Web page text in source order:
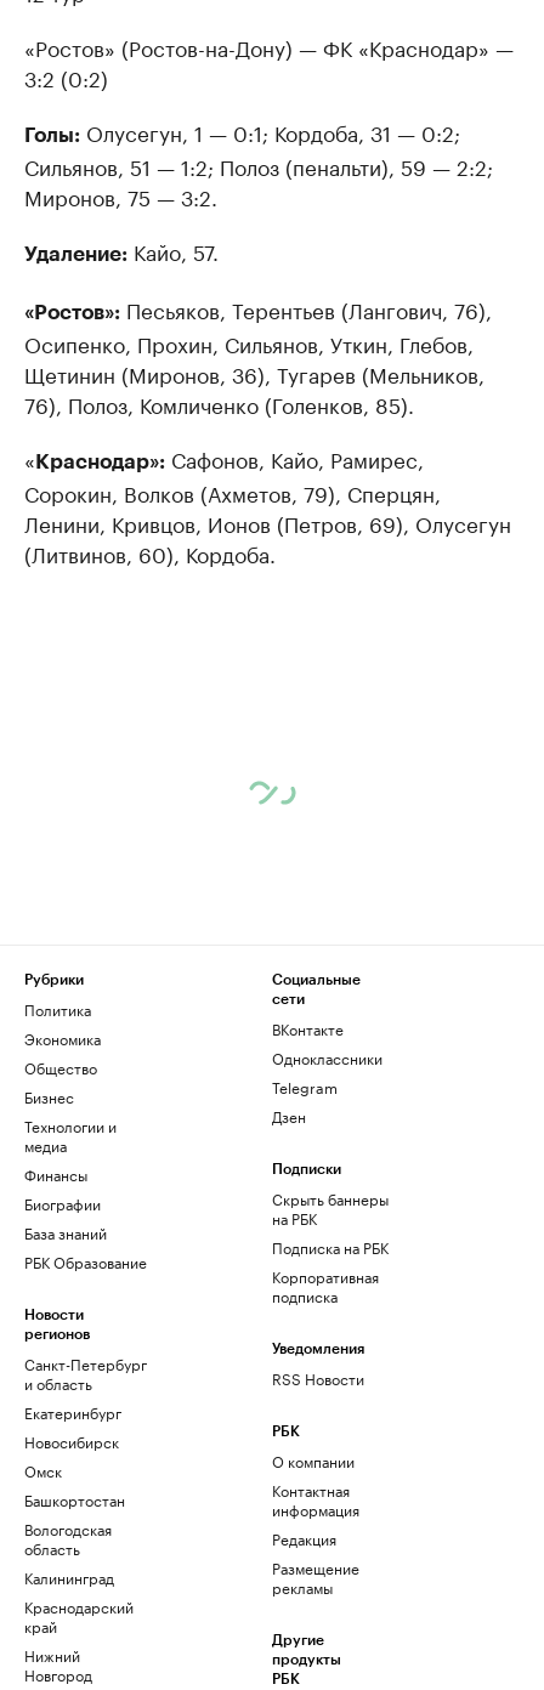
«Ростов» (Ростов-на-Дону) — ФК «Краснодар» —
3:2 (0:2)
Голы: Олусегун, 1 — 0:1; Кордоба, 31 — 0:2;
Сильянов, 51 — 1:2; Полоз (пенальти), 59 — 2:2;
Миронов, 75 — 3:2.
Удаление: Кайо, 57.
«Ростов»: Песьяков, Терентьев (Лангович, 76),
Осипенко, Прохин, Сильянов, Уткин, Глебов,
Щетинин (Миронов, 36), Тугарев (Мельников,
76), Полоз, Комличенко (Голенков, 85).
« Краснодар»: Сафонов, Кайо, Рамирес,
Сорокин, Волков (Ахметов, 79), Сперцян,
Ленини, Кривцов, Ионов (Петров, 69), Олусегун
(Литвинов, 60), Кордоба.
Рубрики
Политика
Экономика
Общество
Бизнес
Технологии и
медиа
Финансы
Биографии
База знаний
РБК Образование
Новости
регионов
Санкт-Петербург
и область
Екатеринбург
Новосибирск
Омск
Башкортостан
Вологодская
область
Калининград
Краснодарский
край
Нижний
Новгород
Социальные
сети
ВКонтакте
Одноклассники
Telegram
Дзен
Подписки
Скрыть баннеры
на РБК
Подписка на РБК
Корпоративная
подписка
Уведомления
RSS Новости
РБК
О компании
Контактная
информация
Редакция
Размещение
рекламы
Другие
продукты
РБК